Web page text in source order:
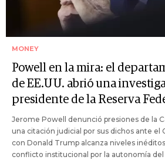
MONEY
Powell en la mira: el
de EE.UU. abrió una
presidente de la Reserva
Jerome Powell denunció presiones de la
una citación judicial por sus dichos ante el
con Donald Trump alcanza niveles
conflicto institucional por la autonomía del